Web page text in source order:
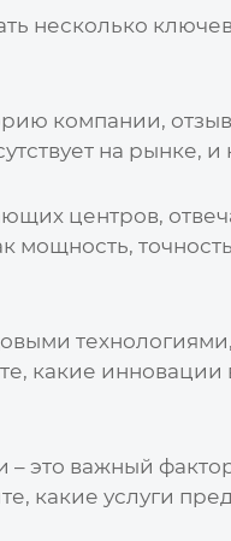
несколько
компании,
на рынке, и
центров,
мощность,
какие инновации
это важный
какие услуги